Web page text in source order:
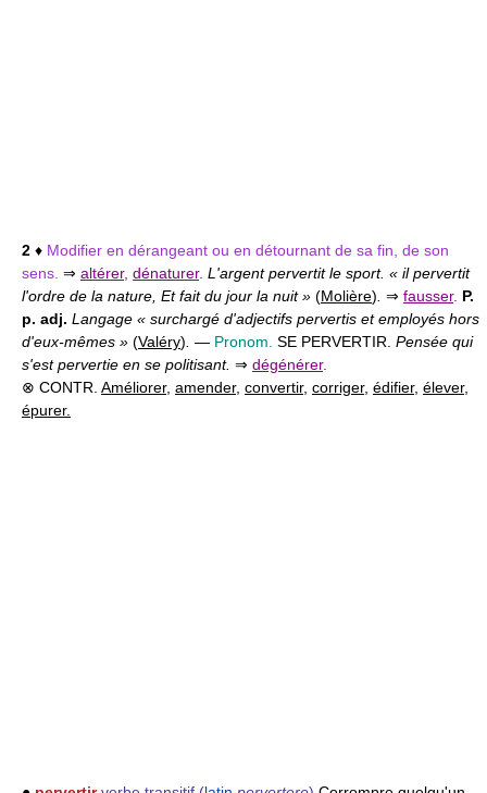
2 ♦ Modifier en dérangeant ou en détournant de sa fin, de son
sens. ⇒ altérer, dénaturer. L'argent pervertit le sport. « il pervertit
l'ordre de la nature, Et fait du jour la nuit » (Molière) ⇒ fausser. P.
p. adj. Langage « surchargé d'adjectifs pervertis et employés hors
d'eux-mêmes » (Valéry) — Pronom. SE PERVERTIR. Pensée qui
s'est pervertie en se politisant. ⇒ dégénérer.
⊗ CONTR. Améliorer, amender, convertir, corriger, édifier, élever,
épurer.